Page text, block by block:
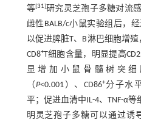
等[31]研究灵芝孢子多糖对流
雌性BALB/c小鼠实验组后，
以促进脾脏T、B淋巴细胞增殖
CD8+T细胞含量，明显提高
显增加小鼠骨髓树突细
（P<0.001）、CD86+分子水
平；促进血清中IL-4、TNF-α
明灵芝孢子多糖可以通过诱